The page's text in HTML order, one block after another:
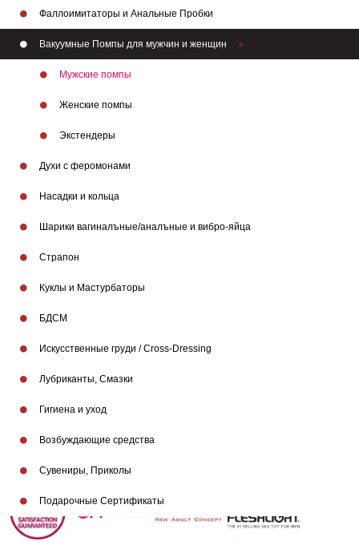
Фаллоимитаторы и Анальные Пробки
Вакуумные Помпы для мужчин и женщин
Мужские помпы
Женские помпы
Экстендеры
Духи с феромонами
Насадки и кольца
Шарики вагиналъные/аналъные и вибро-яйца
Страпон
Куклы и Мастурбаторы
БДСМ
Искусственные груди / Cross-Dressing
Лубриканты, Смазки
Гигиена и уход
Возбуждающие средства
Сувениры, Приколы
Подарочные Сертификаты